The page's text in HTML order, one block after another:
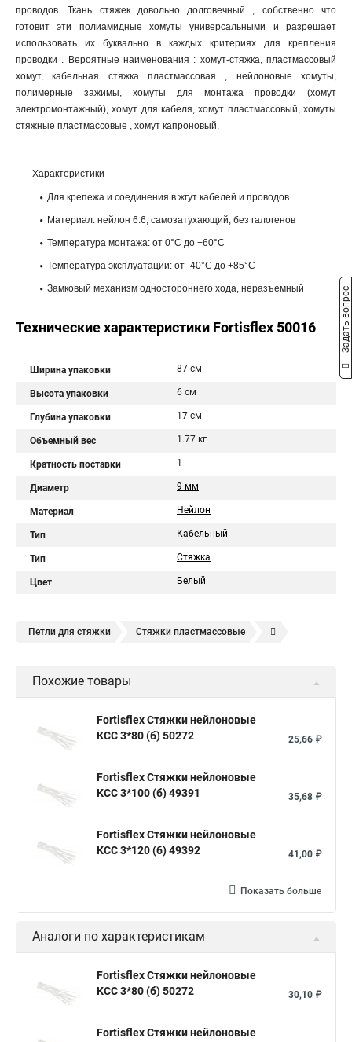
проводов. Ткань стяжек довольно долговечный , собственно что
готовит эти полиамидные хомуты универсальными и разрешает
использовать их буквально в каждых критериях для крепления
проводки . Вероятные наименования : хомут-стяжка, пластмассовый
хомут, кабельная стяжка пластмассовая , нейлоновые хомуты,
полимерные зажимы, хомуты для монтажа проводки (хомут
электромонтажный), хомут для кабеля, хомут пластмассовый, хомуты
стяжные пластмассовые , хомут капроновый.
Характеристики
Для крепежа и соединения в жгут кабелей и проводов
Материал: нейлон 6.6, самозатухающий, без галогенов
Температура монтажа: от 0°С до +60°С
Температура эксплуатации: от -40°С до +85°С
Замковый механизм одностороннего хода, неразъемный
Технические характеристики Fortisflex 50016
Ширина упаковки 87 см
Высота упаковки 6 см
Глубина упаковки 17 см
Объемный вес 1.77 кг
Кратность поставки 1
Диаметр 9 мм
Материал Нейлон
Тип Кабельный
Тип Стяжка
Цвет Белый
Петли для стяжки Стяжки пластмассовые
Стяжки зажим Хомут стяжка нейлоновая купить в
Стяжка alt Хомуты стяжки труб Стяжки магазин
Стяжки для кабелей металлические
Хомут стяжка это Хомут стяжка саморез
Купить стяжки кабельную
Хорошие стяжки
Хомуты стяжки нейлон Хомуты стяжки труба
Стяжки маркеры Стяжка нейлоновые 100шт черные
Прайс на цены по стяжке Площадка для стяжки купить
Похожие товары
Fortisflex Стяжки нейлоновые
КСС 3*80 (б) 50272
25,66 ₽
Fortisflex Стяжки нейлоновые
КСС 3*100 (б) 49391
35,68 ₽
Fortisflex Стяжки нейлоновые
КСС 3*120 (б) 49392
41,00 ₽
Показать больше
Аналоги по характеристикам
Fortisflex Стяжки нейлоновые
КСС 3*80 (б) 50272
30,10 ₽
Fortisflex Стяжки нейлоновые
Задать вопрос